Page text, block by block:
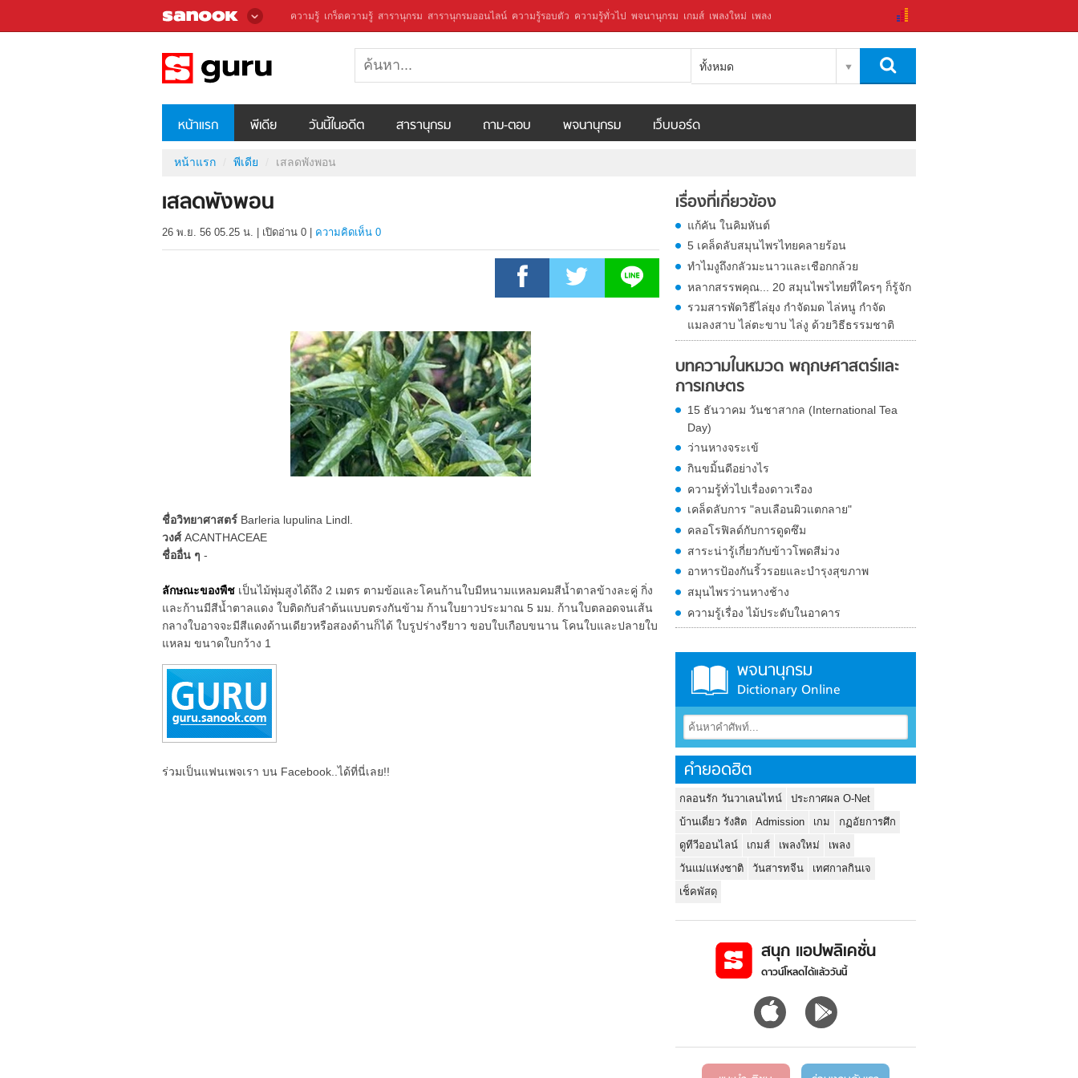
ความรู้ เกร็ดความรู้ สารานุกรม สารานุกรมออนไลน์ ความรู้รอบตัว ความรู้ทั่วไป พจนานุกรม เกมส์ เพลงใหม่ เพลง
ทั้งหมด
หน้าแรก พีเดีย วันนี้ในอดีต สารานุกรม ถาม-ตอบ พจนานุกรม เว็บบอร์ด
หน้าแรก พีเดีย เสลดพังพอน
เสลดพังพอน
26 พ.ย. 56 05.25 น. เปิดอ่าน 0 ความคิดเห็น 0
ชื่อวิทยาศาสตร์ Barleria lupulina Lindl.
วงศ์ACANTHACEAE
ชื่ออื่น ๆ -
ลักษณะของพืช เป็นไม้พุ่มสูงได้ถึง 2 เมตร ตามข้อและโคนก้านใบมีหนามแหลมคมสีน้ำตาลข้างละคู่ กิ่ง
และก้านมีสีน้ำตาลแดง ใบติดกับลำต้นแบบตรงกันข้าม ก้านใบยาวประมาณ 5 มม. ก้านใบตลอดจนเส้น
กลางใบอาจจะมีสีแดงด้านเดียวหรือสองด้านก็ได้ ใบรูปร่างรียาว ขอบใบเกือบขนาน โคนใบและปลายใบ
แหลม ขนาดใบกว้าง 1
ร่วมเป็นแฟนเพจเรา บน Facebook..ได้ที่นี่เลย!!
เรื่องที่เกี่ยวข้อง
แก้คัน ในคิมหันต์
5 เคล็ดลับสมุนไพรไทยคลายร้อน
ทําไมงูถึงกลัวมะนาวและเชือกกล้วย
หลากสรรพคุณ... 20 สมุนไพรไทยที่ใครๆ ก็รู้จัก
รวมสารพัดวิธีไล่ยุง กำจัดมด ไล่หนู กำจัด
แมลงสาบ ไล่ตะขาบ ไล่งู ด้วยวิธีธรรมชาติ
บทความในหมวด พฤกษศาสตร์และ
การเกษตร
15 ธันวาคม วันชาสากล (International Tea
Day)
ว่านหางจระเข้
กินขมิ้นดีอย่างไร
ความรู้ทั่วไปเรื่องดาวเรือง
เคล็ดลับการ "ลบเลือนผิวแตกลาย"
คลอโรฟิลด์กับการดูดซึม
สาระน่ารู้เกี่ยวกับข้าวโพดสีม่วง
อาหารป้องกันริ้วรอยและบำรุงสุขภาพ
สมุนไพรว่านหางช้าง
ความรู้เรื่อง ไม้ประดับในอาคาร
พจนานุกรม
Dictionary Online
คำยอดฮิต
กลอนรัก วันวาเลนไทน์
ประกาศผล O-Net
บ้านเดี่ยว รังสิต
Admission เกม
กฏอัยการศึก
ดูทีวีออนไลน์
เกมส์ เพลงใหม่
เพลง
วันแม่แห่งชาติ
วันสารทจีน
เทศกาลกินเจ
เช็คพัสดุ
สนุก แอปพลิเคชั่น
ดาวน์โหลดได้แล้ววันนี้